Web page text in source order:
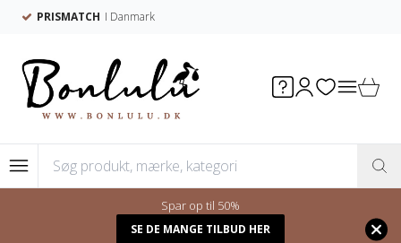
PRISMATCH I Danmark
Spar op til 50%
SE DE MANGE TILBUD HER